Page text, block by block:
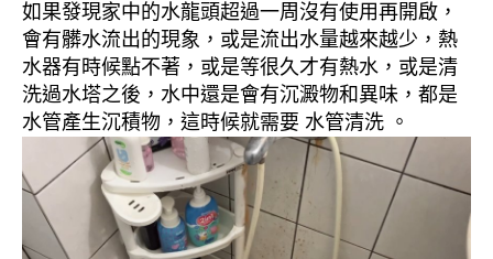
如果發現家中的水龍頭超過一周沒有使用再開啟，
會有髒水流出的現象，或是流出水量越來越少，熱
水器有時候點不著，或是等很久才有熱水，或是清
洗過水塔之後，水中還是會有沉澱物和異味，都是
水管產生沉積物，這時候就需要 水管清洗 。